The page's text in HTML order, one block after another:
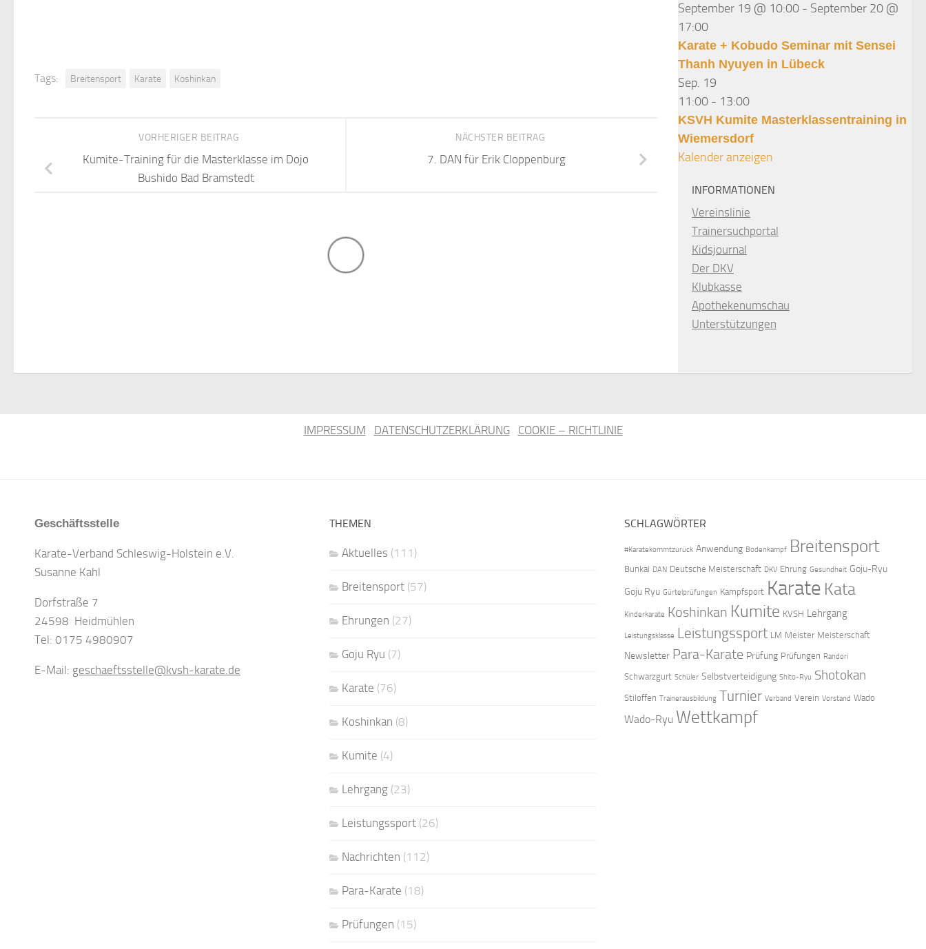
Tags: Breitensport Karate Koshinkan
NÄCHSTER BEITRAG
7. DAN für Erik Cloppenburg
VORHERIGER BEITRAG
Kumite-Training für die Masterklasse im Dojo
Bushido Bad Bramstedt
September 19 @ 10:00 - September 20 @
17:00
Karate + Kobudo Seminar mit Sensei
Thanh Nyuyen in Lübeck
Sep. 19
11:00 - 13:00
KSVH Kumite Masterklassentraining in
Wiemersdorf
Kalender anzeigen
INFORMATIONEN
Vereinslinie
Trainersuchportal
Kidsjournal
Der DKV
Klubkasse
Apothekenumschau
Unterstützungen
IMPRESSUM DATENSCHUTZERKLÄRUNG COOKIE – RICHTLINIE
Geschäftsstelle
Karate-Verband Schleswig-Holstein e.V.
Susanne Kahl
Dorfstraße 7
24598 Heidmühlen
Tel: 0175 4980907
E-Mail: geschaeftsstelle@kvsh-karate.de
THEMEN
Aktuelles (111)
Breitensport(57)
Ehrungen (27)
Goju Ryu (7)
Karate (76)
Koshinkan (8)
Kumite (4)
Lehrgang(23)
Leistungssport(26)
Nachrichten (112)
Para-Karate (18)
Prüfungen (15)
SCHLAGWÖRTER
#Karatekommtzurück Anwendung Bodenkampf Breitensport
Bunkai DAN Deutsche Meisterschaft DKV Ehrung Gesundheit Goju-Ryu
Goju Ryu Gürtelprüfungen Kampfsport Karate Kata
Kinderkarate Koshinkan Kumite KVSH Lehrgang
Leistungsklasse Leistungssport LM Meister Meisterschaft
Newsletter Para-Karate Prüfung Prüfungen Randori
Schwarzgurt Schüler Selbstverteidigung Shito-Ryu Shotokan
Stiloffen Trainerausbildung Turnier Verband Verein Vorstand Wado
Wado-Ryu Wettkampf